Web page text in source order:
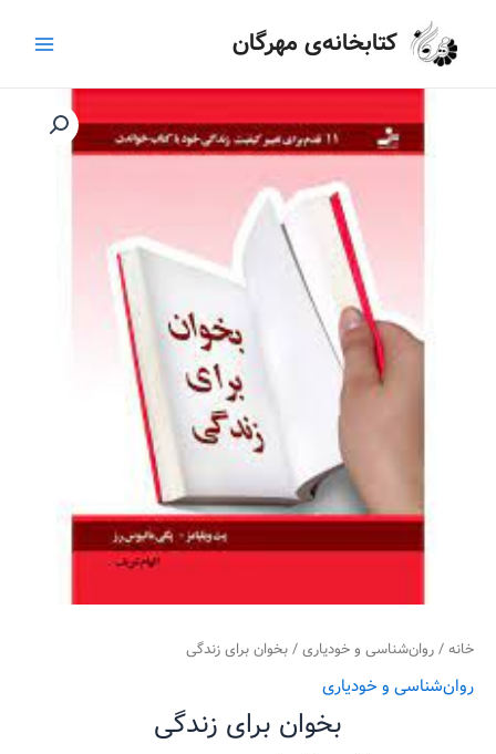
کتابخانه‌ی مهرگان
Menu
خانه/روان‌‌شناسی و خودیاری/ بخوان برای زندگی
روان‌‌شناسی و خودیاری
بخوان برای زندگی